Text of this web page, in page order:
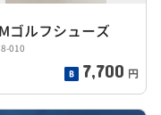
ゴルフシューズ
010
7,700 円